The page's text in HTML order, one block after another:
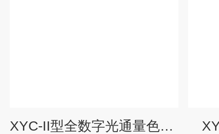
XYC-II型全数字光通量色度计